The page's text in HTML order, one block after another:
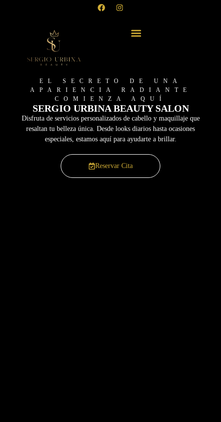
EL SECRETO DE UNA
APARIENCIA RADIANTE
COMIENZA AQUÍ
SERGIO URBINA BEAUTY SALON
Disfruta de servicios personalizados de cabello y maquillaje que
resaltan tu belleza única. Desde looks diarios hasta ocasiones
especiales, estamos aquí para ayudarte a brillar.
Reservar Cita